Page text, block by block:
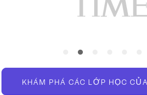
KHÁM PHÁ CÁC LỚP HỌC